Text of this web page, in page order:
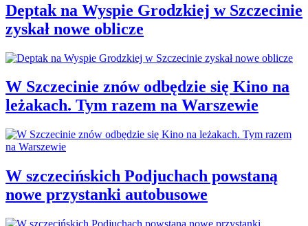
Deptak na Wyspie Grodzkiej w Szczecinie
zyskał nowe oblicze
W Szczecinie znów odbędzie się Kino na
leżakach. Tym razem na Warszewie
W szczecińskich Podjuchach powstaną
nowe przystanki autobusowe